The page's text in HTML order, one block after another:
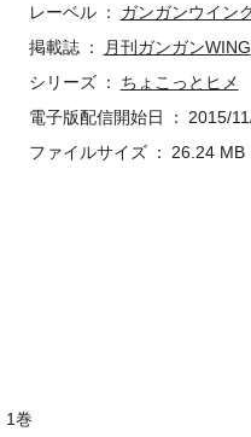
1巻
レーベル
ガンガンウイン
掲載誌
月刊ガンガンWING
シリーズ
ちょこっとヒメ
電子版配信開始日
2015/
ファイルサイズ
26.24 MB